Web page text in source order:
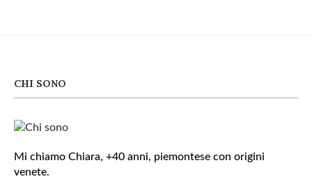
CHI SONO
Mi chiamo Chiara, +40 anni, piemontese con origini
venete.